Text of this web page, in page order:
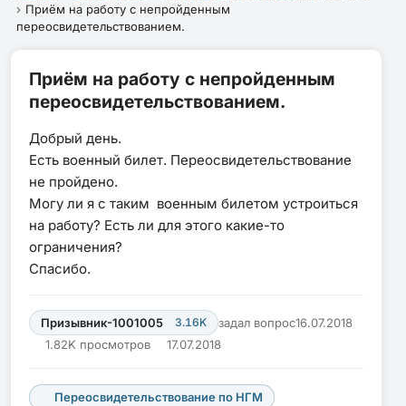
Приём на работу с непройденным
переосвидетельствованием.
Приём на работу с непройденным
переосвидетельствованием.
Добрый день.
Есть военный билет. Переосвидетельствование
не пройдено.
Могу ли я с таким военным билетом устроиться
на работу? Есть ли для этого какие-то
ограничения?
Спасибо.
Призывник-1001005 3.16K задал вопрос16.07.2018
1.82K просмотров
17.07.2018
Переосвидетельствование по НГМ